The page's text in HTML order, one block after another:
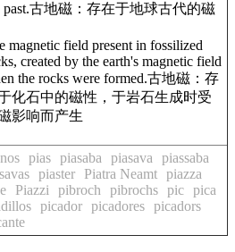
past.古地磁：存在于地球古代的磁
magnetic field present in fossilized
created by the earth's magnetic field
the rocks were formed.古地磁：存
化石中的磁性，于岩石生成时受
影响而产生
pias piasaba piasava
piassaba
piaster Piatra Neamt piazza
Piazzi pibroch pibrochs pic pica
picador picadores picadors